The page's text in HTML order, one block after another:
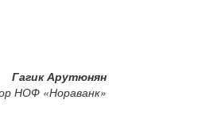
Гагик Арутюнян
НОФ «Нораванк»